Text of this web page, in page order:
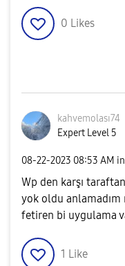
0 Likes
kahvemolası74
Expert Level 5
‎08-22-2023 08:53 AM in
Wp den karşı
yok oldu anlamadım
fetiren bi uygulama
1 Like